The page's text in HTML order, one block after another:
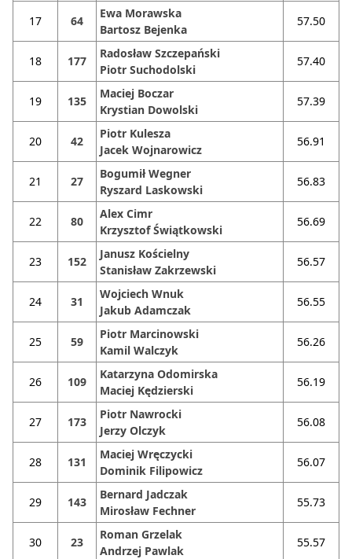
17 64
Ewa Morawska
Bartosz Bejenka
57.50
18 177
Radosław Szczepański
Piotr Suchodolski
57.40
19 135
Maciej Boczar
Krystian Dowolski
57.39
20 42
Piotr Kulesza
Jacek Wojnarowicz
56.91
21 27
Bogumił Wegner
Ryszard Laskowski
56.83
22 80
Alex Cimr
Krzysztof Świątkowski
56.69
23 152
Janusz Kościelny
Stanisław Zakrzewski
56.57
24 31
Wojciech Wnuk
Jakub Adamczak
56.55
25 59
Piotr Marcinowski
Kamil Walczyk
56.26
26 109
Katarzyna Odomirska
Maciej Kędzierski
56.19
27 173
Piotr Nawrocki
Jerzy Olczyk
56.08
28 131
Maciej Wręczycki
Dominik Filipowicz
56.07
29 143
Bernard Jadczak
Mirosław Fechner
55.73
30 23
Roman Grzelak
Andrzej Pawlak
55.57